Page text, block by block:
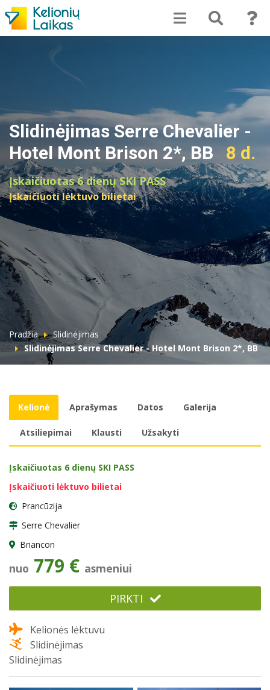
Slidinėjimas Serre Chevalier -
Hotel Mont Brison 2*, BB
8 d.
Įskaičiuotas 6 dienų SKI PASS
Įskaičiuoti lėktuvo bilietai
Pradžia
Slidinėjimas
Slidinėjimas Serre Chevalier - Hotel Mont Brison 2*, BB
Kelionė Aprašymas Datos Galerija
Atsiliepimai Klausti Užsakyti
Įskaičiuotas 6 dienų SKI PASS
Įskaičiuoti lėktuvo bilietai
Prancūzija
Serre Chevalier
Briancon
nuo 779 € asmeniui
PIRKTI
Kelionės lėktuvu
Slidinėjimas
Slidinėjimas